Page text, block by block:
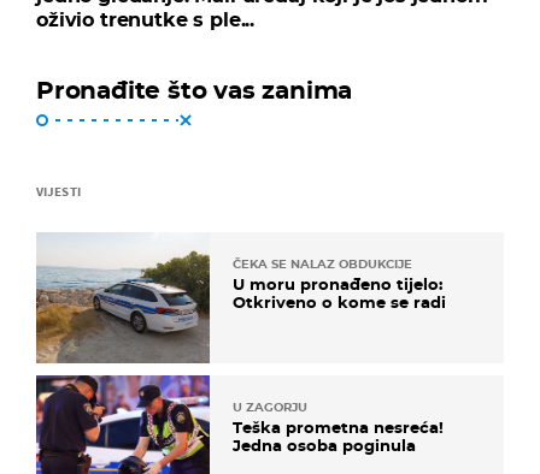
oživio trenutke s ple...
Pronađite što vas zanima
VIJESTI
ČEKA SE NALAZ OBDUKCIJE
U moru pronađeno tijelo:
Otkriveno o kome se radi
U ZAGORJU
Teška prometna nesreća!
Jedna osoba poginula